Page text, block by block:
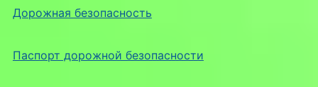
Дорожная безопасность
Паспорт дорожной безопасности